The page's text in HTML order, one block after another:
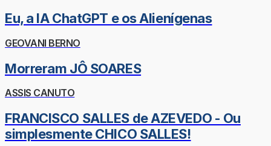
Eu, a IA ChatGPT e os Alienígenas
GEOVANI BERNO
Morreram JÔ SOARES
ASSIS CANUTO
FRANCISCO SALLES de AZEVEDO - Ou
simplesmente CHICO SALLES!